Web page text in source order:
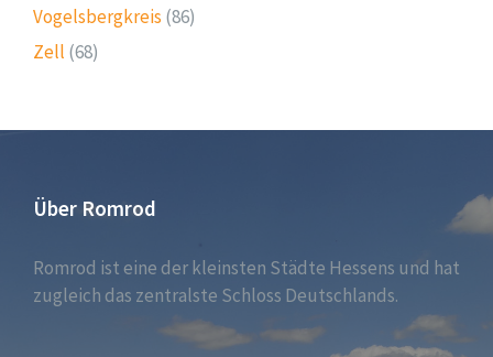
Vogelsbergkreis (86)
Zell (68)
Über Romrod
Romrod ist eine der kleinsten Städte Hessens und hat
zugleich das zentralste Schloss Deutschlands.